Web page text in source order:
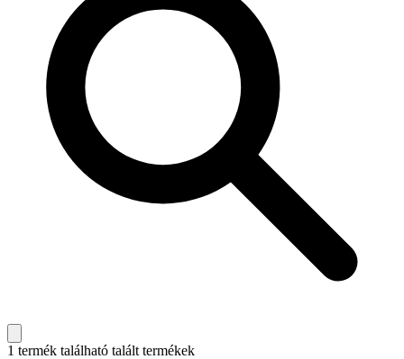
1 termék található talált termékek